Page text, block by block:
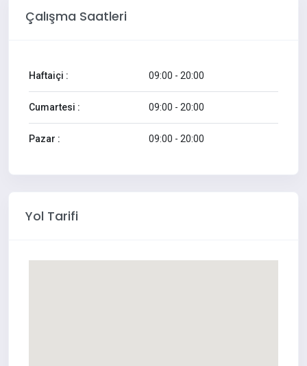
Çalışma Saatleri
Haftaiçi : 09:00 - 20:00
Cumartesi : 09:00 - 20:00
Pazar : 09:00 - 20:00
Yol Tarifi